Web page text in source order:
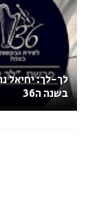
לך-לך: יחיאל
בשנה ה36